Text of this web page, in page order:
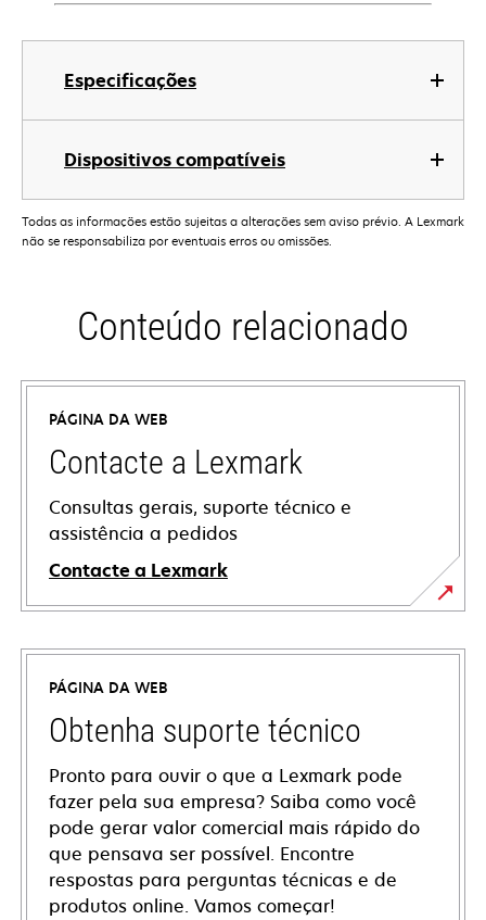
Especificações
Dispositivos compatíveis
Todas as informações estão sujeitas a alterações sem aviso prévio. A Lexmark
não se responsabiliza por eventuais erros ou omissões.
Conteúdo relacionado
PÁGINA DA WEB
Contacte a Lexmark
Consultas gerais, suporte técnico e
assistência a pedidos
Contacte a Lexmark
PÁGINA DA WEB
Obtenha suporte técnico
Pronto para ouvir o que a Lexmark pode
fazer pela sua empresa? Saiba como você
pode gerar valor comercial mais rápido do
que pensava ser possível. Encontre
respostas para perguntas técnicas e de
produtos online. Vamos começar!